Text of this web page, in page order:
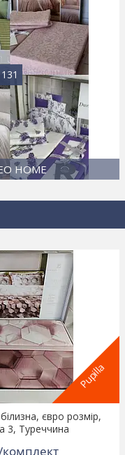
131
HOME
Pupilla
євро розмір,
3, Туреччина
комплект